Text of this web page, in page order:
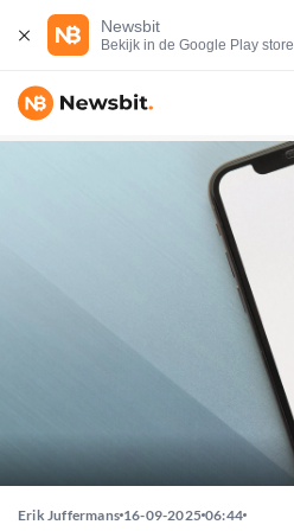
Newsbit
Bekijk in de Google Play store
Erik Juffermans 16-09-2025 06:44